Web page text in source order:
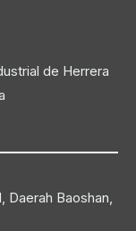
de Herrera
Daerah Baoshan,